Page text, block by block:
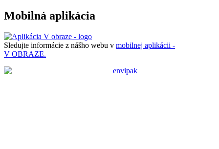
Mobilná aplikácia
Sledujte informácie z nášho webu v mobilnej aplikácii -
V OBRAZE.